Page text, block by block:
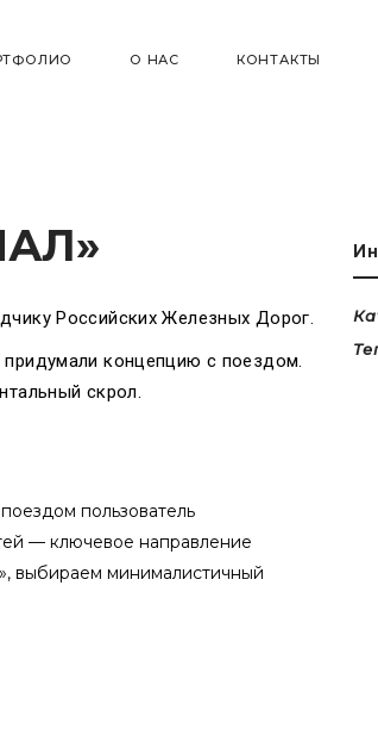
О НАС КОНТАКТЫ
Российских Железных Дорог.
концепцию с поездом.
скрол.
пользователь
— ключевое направление
выбираем минималистичный